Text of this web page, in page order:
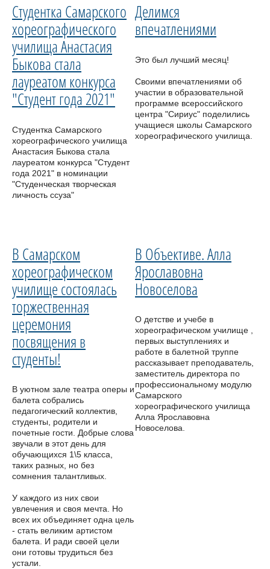
Студентка Самарского
хореографического
училища Анастасия
Быкова стала
лауреатом конкурса
"Студент года 2021"
Студентка Самарского
хореографического училища
Анастасия Быкова стала
лауреатом конкурса "Студент
года 2021" в номинации
"Студенческая творческая
личность ссуза"
Делимся
впечатлениями
Это был лучший месяц!
Своими впечатлениями об
участии в образовательной
программе всероссийского
центра "Сириус" поделились
учащиеся школы Самарского
хореографического училища.
В Самарском
хореографическом
училище состоялась
торжественная
церемония
посвящения в
студенты!
В уютном зале театра оперы и
балета собрались
педагогический коллектив,
студенты, родители и
почетные гости. Добрые слова
звучали в этот день для
обучающихся 1\5 класса,
таких разных, но без
сомнения талантливых.
У каждого из них свои
увлечения и своя мечта. Но
всех их объединяет одна цель
- стать великим артистом
балета. И ради своей цели
они готовы трудиться без
устали.
В Объективе. Алла
Ярославовна
Новоселова
О детстве и учебе в
хореографическом училище ,
первых выступлениях и
работе в балетной труппе
рассказывает преподаватель,
заместитель директора по
профессиональному модулю
Самарского
хореографического училища
Алла Ярославовна
Новоселова.